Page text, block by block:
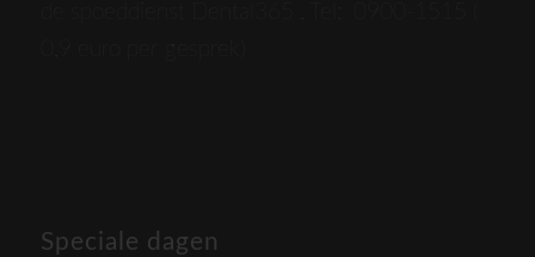
0,9 euro per gesprek)
Speciale dagen